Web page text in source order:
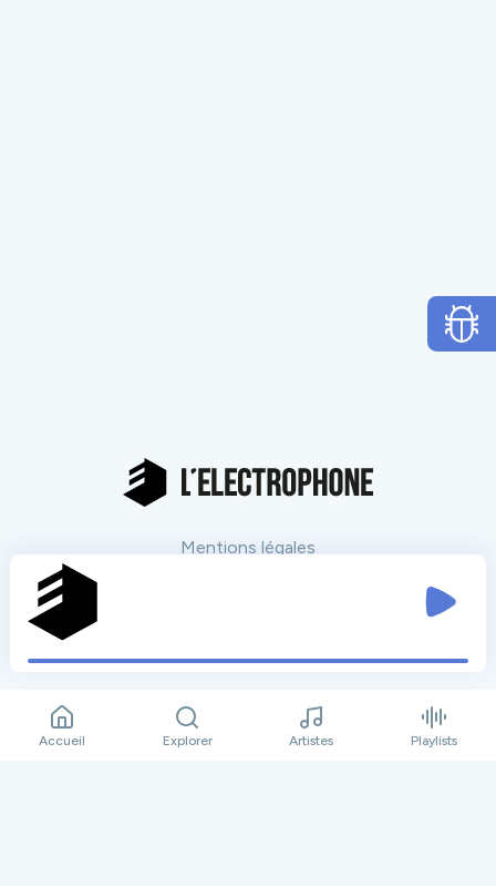
Mentions légales
Nos partenaires Tout voir
Accueil Explorer Artistes Playlists